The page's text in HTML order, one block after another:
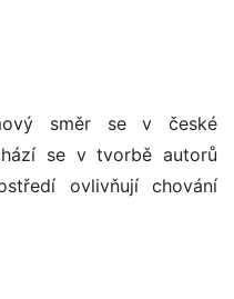
směr se v české
se v tvorbě autorů
ovlivňují chování